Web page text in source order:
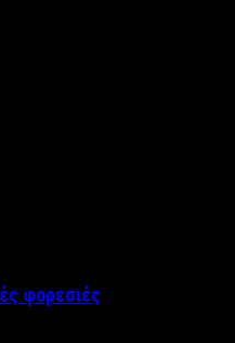
φορεσιές